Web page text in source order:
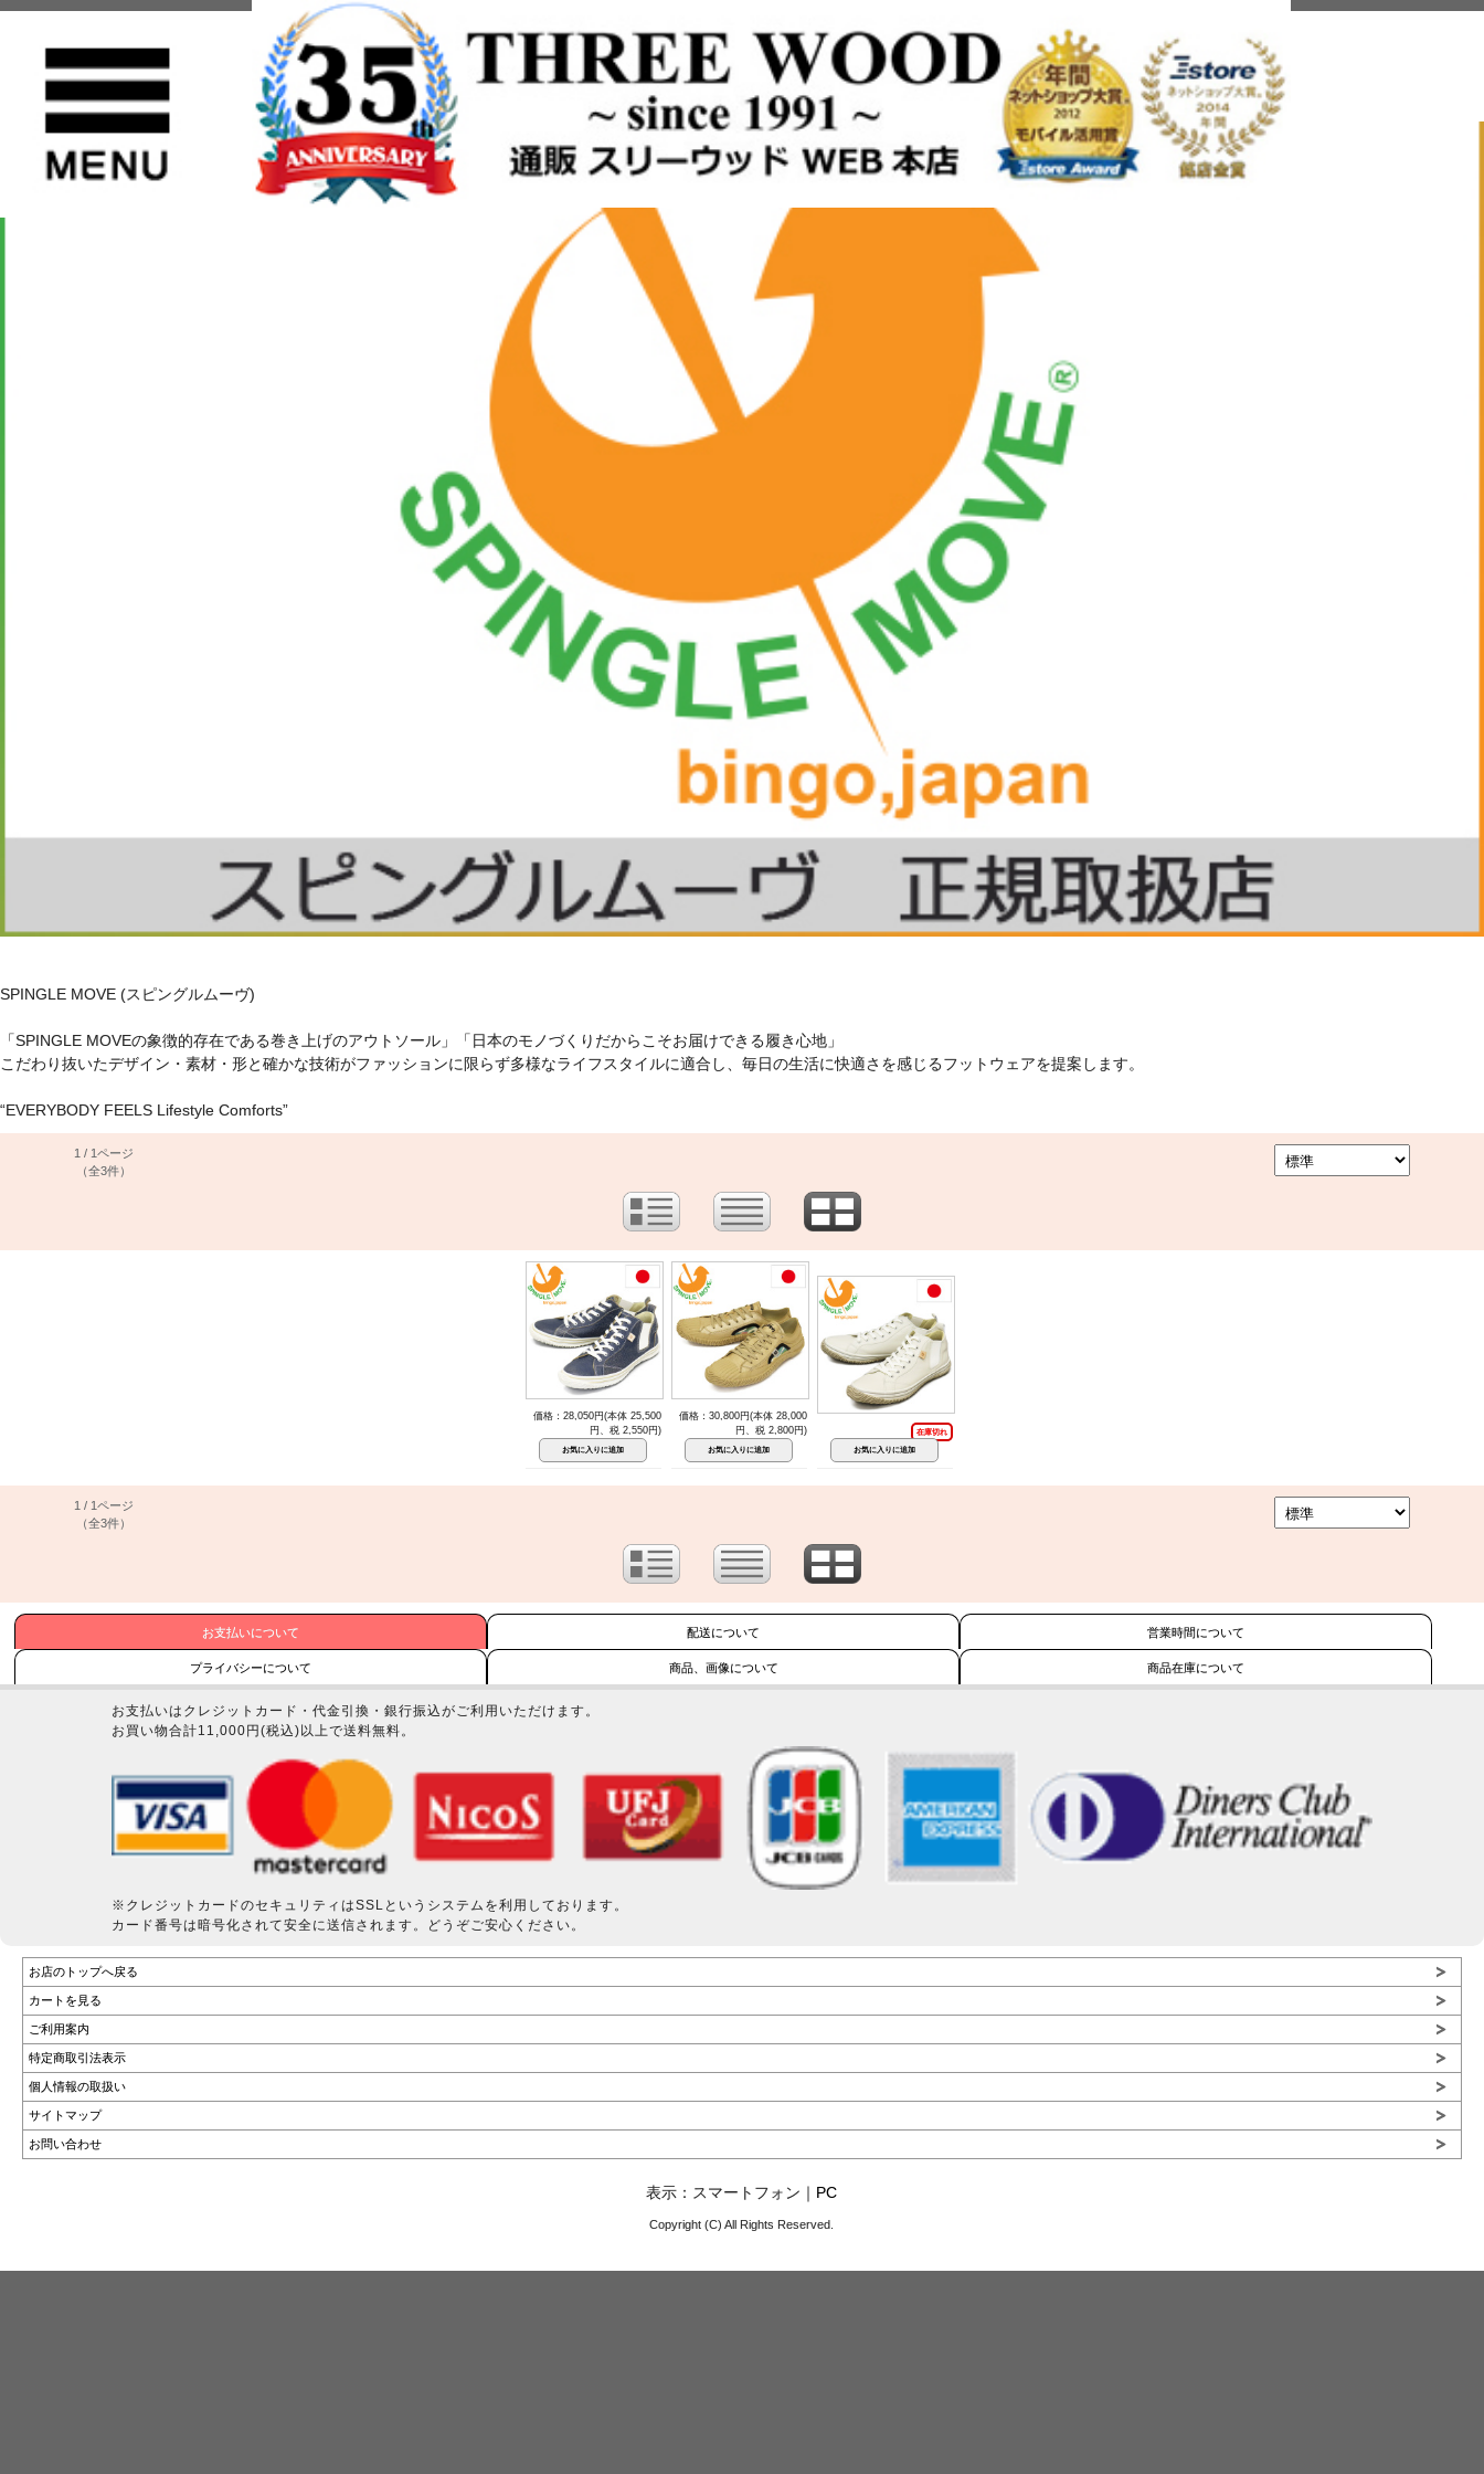
SPINGLE MOVE(スピングルムーヴ)
SPINGLE MOVE (スピングルムーヴ)
「SPINGLE MOVEの象徴的存在である巻き上げのアウトソール」「日本のモノづくりだからこそお届けできる履き心地」
こだわり抜いたデザイン・素材・形と確かな技術がファッションに限らず多様なライフスタイルに適合し、毎日の生活に快適さを感じるフットウェアを提案します。
“EVERYBODY FEELS Lifestyle Comforts”
1 / 1ページ
（全3件）
価格：28,050円(本体 25,500
円、税 2,550円)
価格：30,800円(本体 28,000
円、税 2,800円)
在庫切れ
1 / 1ページ
（全3件）
お支払いについて 配送について 営業時間について
プライバシーについて 商品、画像について 商品在庫について
お支払いはクレジットカード・代金引換・銀行振込がご利用いただけます。
お買い物合計11,000円(税込)以上で送料無料。
※クレジットカードのセキュリティはSSLというシステムを利用しております。
カード番号は暗号化されて安全に送信されます。どうぞご安心ください。
お店のトップへ戻る
カートを見る
ご利用案内
特定商取引法表示
個人情報の取扱い
サイトマップ
お問い合わせ
表示：スマートフォン｜ PC
Copyright (C) All Rights Reserved.